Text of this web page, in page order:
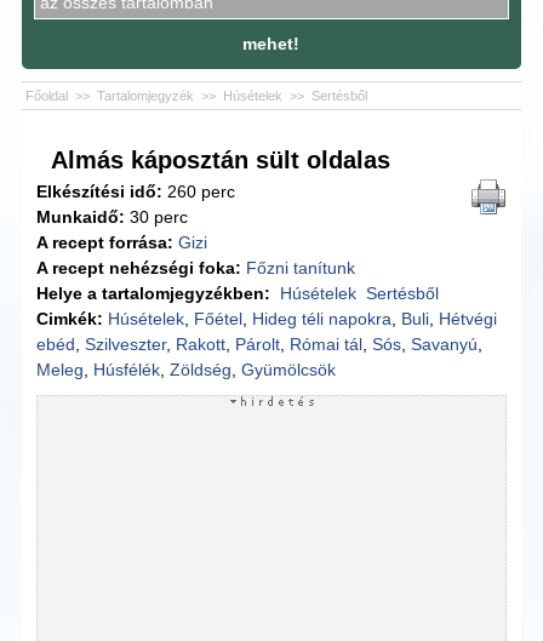
mehet!
Főoldal >> Tartalomjegyzék >> Húsételek >> Sertésből
Almás káposztán sült oldalas
Elkészítési idő: 260 perc
Munkaidő: 30 perc
A recept forrása: Gizi
A recept nehézségi foka: Főzni tanítunk
Helye a tartalomjegyzékben:
Húsételek Sertésből
Cimkék: Húsételek Főétel Hideg téli napokra Buli Hétvégi
ebéd ,Szilveszter, Rakott Párolt Római tál ,Sós ,Savanyú
Meleg
Húsfélék ,Zöldség ,Gyümölcsök